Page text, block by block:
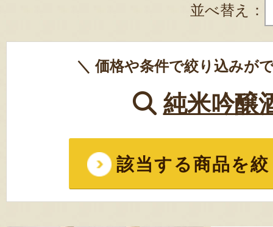
並べ替え：
＼ 価格や条件で絞り込みが
純米吟醸
該当する商品を